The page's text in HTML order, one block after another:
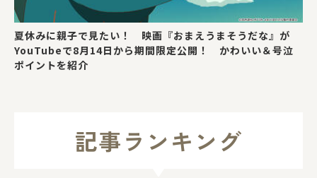
夏休みに親子で見たい！ 映画『おまえうまそうだな』が
YouTubeで8月14日から期間限定公開！ かわいい＆号泣
ポイントを紹介
記事ランキング